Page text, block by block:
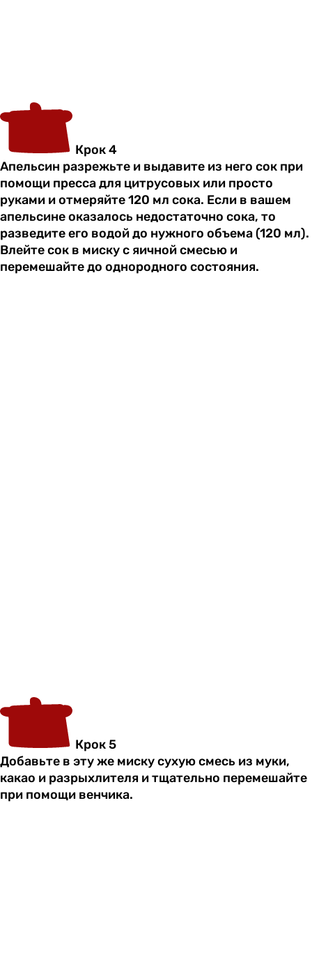
Крок 4
Апельсин разрежьте и выдавите из него сок при
помощи пресса для цитрусовых или просто
руками и отмеряйте 120 мл сока. Если в вашем
апельсине оказалось недостаточно сока, то
разведите его водой до нужного объема (120 мл).
Влейте сок в миску с яичной смесью и
перемешайте до однородного состояния.
Крок 5
Добавьте в эту же миску сухую смесь из муки,
какао и разрыхлителя и тщательно перемешайте
при помощи венчика.